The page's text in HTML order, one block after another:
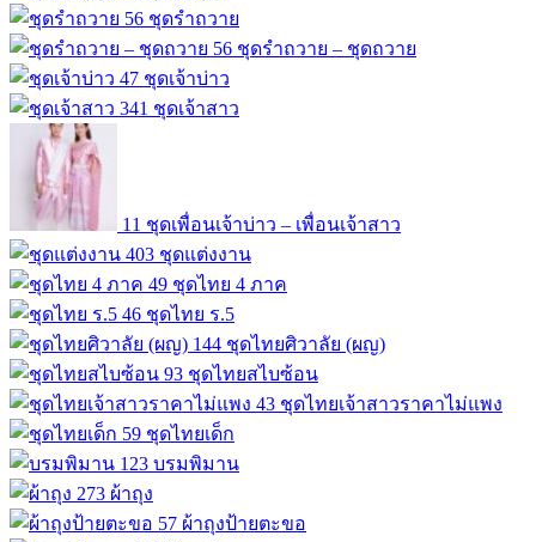
56 ชุดรำถวาย
56 ชุดรำถวาย – ชุดถวาย
47 ชุดเจ้าบ่าว
341 ชุดเจ้าสาว
11 ชุดเพื่อนเจ้าบ่าว – เพื่อนเจ้าสาว
403 ชุดแต่งงาน
49 ชุดไทย 4 ภาค
46 ชุดไทย ร.5
144 ชุดไทยศิวาลัย (ผญ)
93 ชุดไทยสไบซ้อน
43 ชุดไทยเจ้าสาวราคาไม่แพง
59 ชุดไทยเด็ก
123 บรมพิมาน
273 ผ้าถุง
57 ผ้าถุงป้ายตะขอ